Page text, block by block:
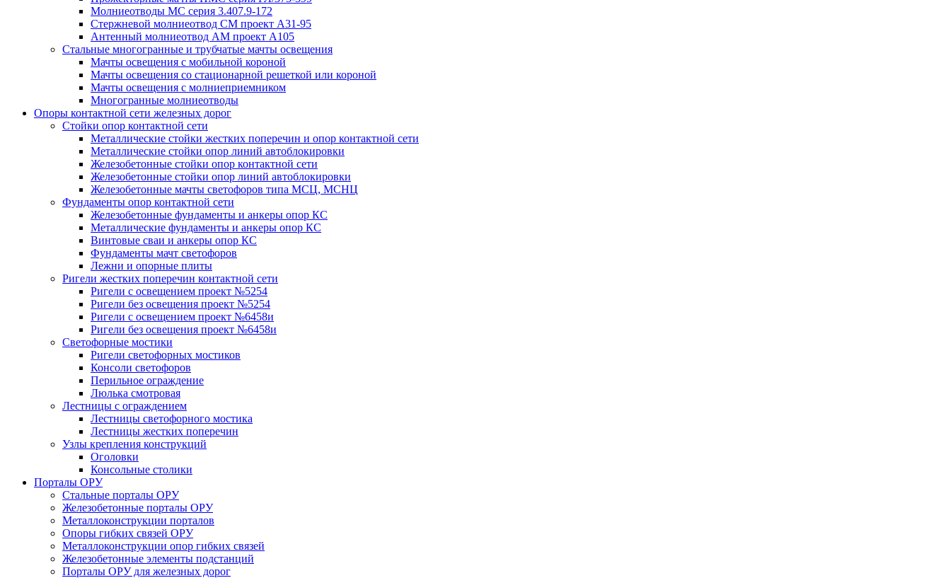
Молниеотводы МС серия 3.407.9-172
Стержневой молниеотвод СМ проект А31-95
Антенный молниеотвод АМ проект А105
Стальные многогранные и трубчатые мачты освещения
Мачты освещения с мобильной короной
Мачты освещения со стационарной решеткой или короной
Мачты освещения с молниеприемником
Многогранные молниеотводы
Опоры контактной сети железных дорог
Стойки опор контактной сети
Металлические стойки жестких поперечин и опор контактной сети
Металлические стойки опор линий автоблокировки
Железобетонные стойки опор контактной сети
Железобетонные стойки опор линий автоблокировки
Железобетонные мачты светофоров типа МСЦ, МСНЦ
Фундаменты опор контактной сети
Железобетонные фундаменты и анкеры опор КС
Металлические фундаменты и анкеры опор КС
Винтовые сваи и анкеры опор КС
Фундаменты мачт светофоров
Лежни и опорные плиты
Ригели жестких поперечин контактной сети
Ригели с освещением проект №5254
Ригели без освещения проект №5254
Ригели с освещением проект №6458и
Ригели без освещения проект №6458и
Светофорные мостики
Ригели светофорных мостиков
Консоли светофоров
Перильное ограждение
Люлька смотровая
Лестницы с ограждением
Лестницы светофорного мостика
Лестницы жестких поперечин
Узлы крепления конструкций
Оголовки
Консольные столики
Порталы ОРУ
Стальные порталы ОРУ
Железобетонные порталы ОРУ
Металлоконструкции порталов
Опоры гибких связей ОРУ
Металлоконструкции опор гибких связей
Железобетонные элементы подстанций
Порталы ОРУ для железных дорог